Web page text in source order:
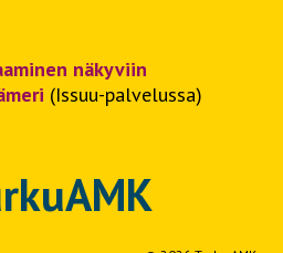
näkyviin
(Issuu-palvelussa)